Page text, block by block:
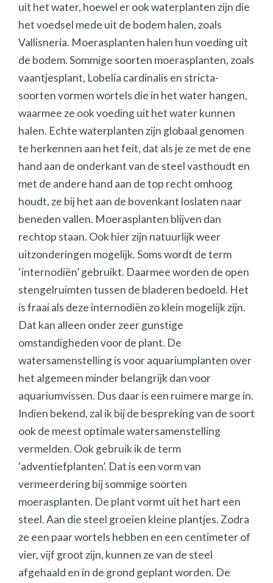
uit het water, hoewel er ook waterplanten zijn die
het voedsel mede uit de bodem halen, zoals
Vallisneria. Moerasplanten halen hun voeding uit
de bodem. Sommige soorten moerasplanten, zoals
vaantjesplant, Lobelia cardinalis en stricta-
soorten vormen wortels die in het water hangen,
waarmee ze ook voeding uit het water kunnen
halen. Echte waterplanten zijn globaal genomen
te herkennen aan het feit, dat als je ze met de ene
hand aan de onderkant van de steel vasthoudt en
met de andere hand aan de top recht omhoog
houdt, ze bij het aan de bovenkant loslaten naar
beneden vallen. Moerasplanten blijven dan
rechtop staan. Ook hier zijn natuurlijk weer
uitzonderingen mogelijk. Soms wordt de term
‘internodiën’ gebruikt. Daarmee worden de open
stengelruimten tussen de bladeren bedoeld. Het
is fraai als deze internodiën zo klein mogelijk zijn.
Dat kan alleen onder zeer gunstige
omstandigheden voor de plant. De
watersamenstelling is voor aquariumplanten over
het algemeen minder belangrijk dan voor
aquariumvissen. Dus daar is een ruimere marge in.
Indien bekend, zal ik bij de bespreking van de soort
ook de meest optimale watersamenstelling
vermelden. Ook gebruik ik de term
‘adventiefplanten’. Dat is een vorm van
vermeerdering bij sommige soorten
moerasplanten. De plant vormt uit het hart een
steel. Aan die steel groeien kleine plantjes. Zodra
ze een paar wortels hebben en een centimeter of
vier, vijf groot zijn, kunnen ze van de steel
afgehaald en in de grond geplant worden. De